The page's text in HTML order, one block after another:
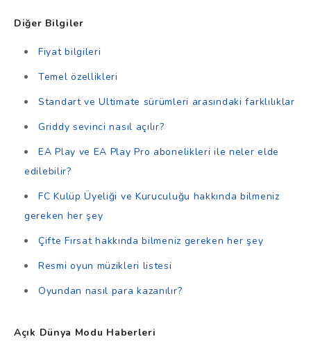
Diğer Bilgiler
Fiyat bilgileri
Temel özellikleri
Standart ve Ultimate sürümleri arasındaki farklılıklar
Griddy sevinci nasıl açılır?
EA Play ve EA Play Pro abonelikleri ile neler elde
edilebilir?
FC Kulüp Üyeliği ve Kuruculuğu hakkında bilmeniz
gereken her şey
Çifte Fırsat hakkında bilmeniz gereken her şey
Resmi oyun müzikleri listesi
Oyundan nasıl para kazanılır?
Açık Dünya Modu Haberleri